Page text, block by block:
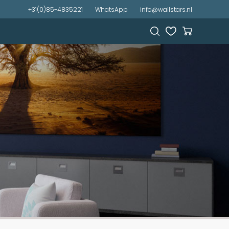
+31(0)85-4835221 WhatsApp info@wallstars.nl